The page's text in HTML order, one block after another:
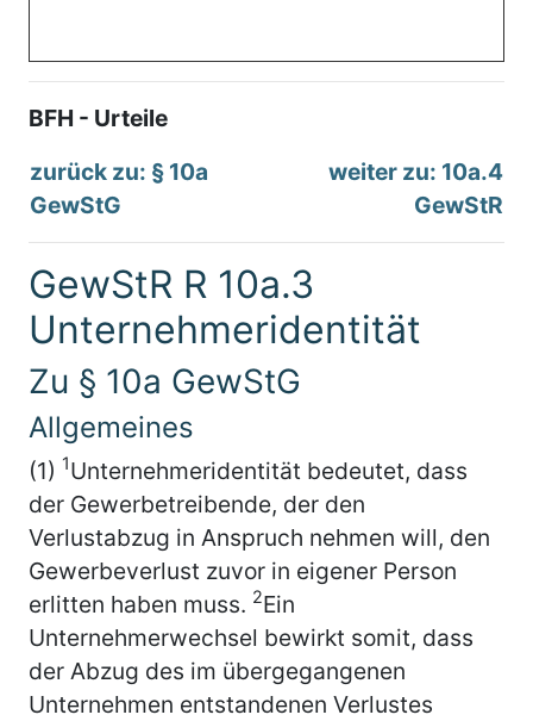
BFH - Urteile
zurück zu: § 10a
GewStG
weiter zu: 10a.4
GewStR
GewStR R 10a.3
Unternehmeridentität
Zu § 10a GewStG
Allgemeines
(1) 1Unternehmeridentität bedeutet, dass
der Gewerbetreibende, der den
Verlustabzug in Anspruch nehmen will, den
Gewerbeverlust zuvor in eigener Person
erlitten haben muss. 2Ein
Unternehmerwechsel bewirkt somit, dass
der Abzug des im übergegangenen
Unternehmen entstandenen Verlustes